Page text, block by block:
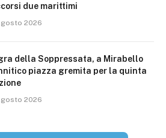
due marittimi
2026
della Soppressata, a Mirabello
piazza gremita per la quinta
2026